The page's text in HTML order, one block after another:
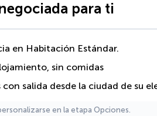
para ti
en Habitación Estándar.
sin comidas
con salida desde la ciudad de su
en la etapa Opciones.